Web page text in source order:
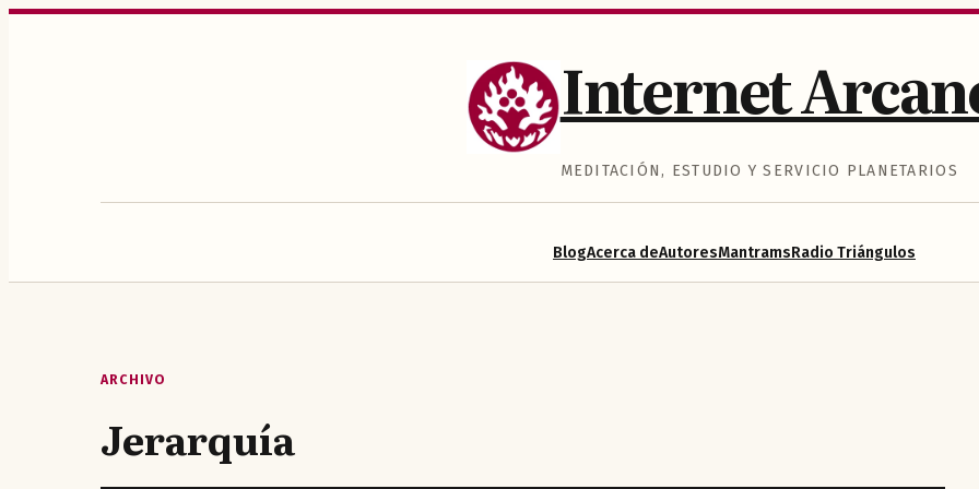
Saltar
Internet
MEDITACIÓN, ESTUDIO Y SERVICIO PLANETARIOS
BlogAcerca deAutoresMantramsRadio Triángulos
ARCHIVO
Jerarquía